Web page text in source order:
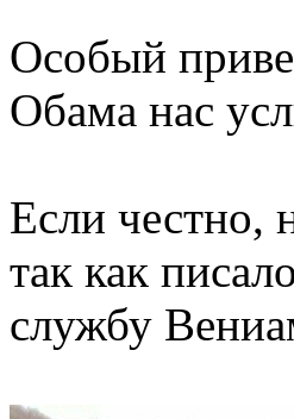
Особый
Обама нас
Если честно,
так как
службу